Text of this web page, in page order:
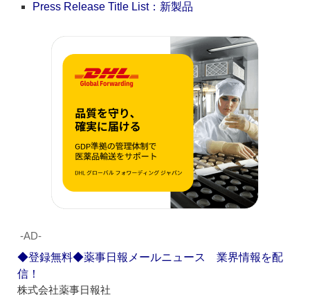
Press Release Title List：新製品
‐AD‐
◆登録無料◆薬事日報メールニュース 業界情報を配
信！
株式会社薬事日報社